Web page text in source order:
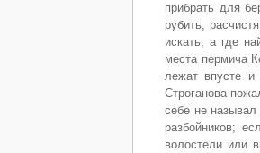
прибрать для
рубить,
искать, а где
места пермича
лежат впусте и
Строганова
себе не
разбойников;
волостели или